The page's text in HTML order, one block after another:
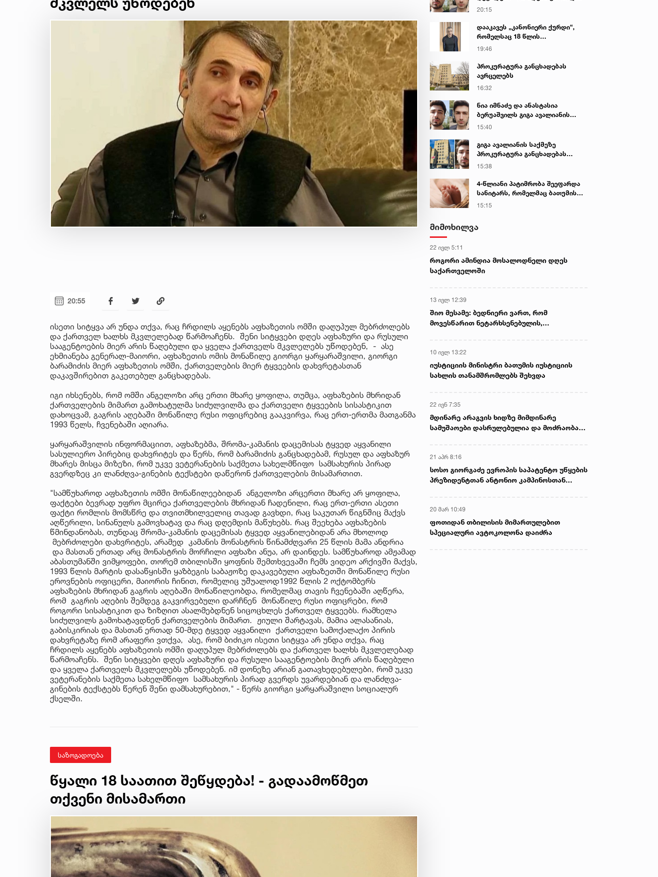
20:55
ისეთი სიტყვა არ უნდა თქვა, რაც ჩრდილს აყენებს აფხაზეთის ომში დაღუპულ მებრძოლებს
და ქართველ ხალხს მკვლელებად წარმოაჩენს. შენი სიტყვები დღეს აფხაზური და რუსული
სააგენტოების მიერ არის წაღებული და ყველა ქართველს მკვლელებს უწოდებენ, - ასე
ეხმიანება გენერალ-მაიორი, აფხაზეთის ომის მონაწილე გიორგი ყარყარაშვილი, გიორგი
ბარამიძის მიერ აფხაზეთის ომში, ქართველების მიერ ტყვეების დახვრეტასთან
დაკავშირებით გაკეთებულ განცხადებას.
იგი იხსენებს, რომ ომში ანგელოზი არც ერთი მხარე ყოფილა, თუმცა, აფხაზების მხრიდან
ქართველების მიმართ გამოხატულმა სიძულვილმა და ქართველი ტყვეების სისასტიკით
დახოცვამ, გაგრის აღებაში მონაწილე რუსი ოფიცრებიც გააკვირვა, რაც ერთ-ერთმა მათგანმა
1993 წელს, ჩვენებაში აღიარა.
ყარყარაშვილის ინფორმაციით, აფხაზებმა, შრომა-კამანის დაცემისას ტყვედ აყვანილი
სასულიერო პირებიც დახვრიტეს და წერს, რომ ბარამიძის განცხადებამ, რუსულ და აფხაზურ
მხარეს მისცა მიზეზი, რომ უკვე ვეტერანების საქმეთა სახელმწიფო სამსახურის პირად
გვერდზეც კი ლანძღვა-გინების ტექსტები დაწერონ ქართველების მისამართით.
"სამწუხაროდ აფხაზეთის ომში მონაწილეებიდან ანგელოზი არცერთი მხარე არ ყოფილა,
ფაქტები ბევრად უფრო მცირეა ქართველების მხრიდან ჩადენილი, რაც ერთ-ერთი ასეთი
ფაქტი რომლის მომსწრე და თვითმხილველიც თავად გავხდი, რაც საკუთარ წიგნშიც მაქვს
აღწერილი, სინანულს გამოვხატავ და რაც დღემდის მაწუხებს. რაც შეეხება აფხაზების
წმინდანობას, თუნდაც შრომა-კამანის დაცემისას ტყვედ აყვანილებიდან არა მხოლოდ
მებრძოლები დახვრიტეს, არამედ კამანის მონასტრის წინამძღვარი 25 წლის მამა ანდრია
და მასთან ერთად არც მონასტრის მორჩილი აფხაზი ანუა, არ დაინდეს. სამწუხაროდ ამჟამად
აბასთუმანში ვიმყოფები, თორემ თბილისში ყოფნის შემთხვევაში ჩემს ვიდეო არქივში მაქვს,
1993 წლის მარტის დასაწყისში ყაზბეგის საბაჟოზე დაკავებული აფხაზეთში მონაწილე რუსი
ეროვნების ოფიცერი, მაიორის ჩინით, რომელიც უშუალოდ1992 წლის 2 ოქტომბერს
აფხაზების მხრიდან გაგრის აღებაში მონაწილეობდა, რომელმაც თავის ჩვენებაში აღწერა,
რომ გაგრის აღების შემდეგ გაკვირვებული დარჩნენ მონაწილე რუსი ოფიცრები, რომ
როგორი სისასტიკით და ზიზღით ასალმებდნენ სიცოცხლეს ქართველ ტყვეებს. რამხელა
სიძულვილს გამოხატავდნენ ქართველების მიმართ. ჟიული შარტავას, მამია ალასანიას,
გაბისკირიას და მასთან ერთად 50-მდე ტყვედ აყვანილი ქართველი სამოქალაქო პირის
დახვრეტაზე რომ არაფერი ვთქვა, ასე, რომ ბიძიკო ისეთი სიტყვა არ უნდა თქვა, რაც
ჩრდილს აყენებს აფხაზეთის ომში დაღუპულ მებრძოლებს და ქართველ ხალხს მკვლელებად
წარმოაჩენს. შენი სიტყვები დღეს აფხაზური და რუსული სააგენტოების მიერ არის წაღებული
და ყველა ქართველს მკვლელებს უწოდებენ. იმ დონეზე არიან გათავხედებულები, რომ უკვე
ვეტერანების საქმეთა სახელმწიფო სამსახურის პირად გვერდს უვარდებიან და ლანძღვა-
გინების ტექსტებს წერენ შენი დამსახურებით," - წერს გიორგი ყარყარაშვილი სოციალურ
ქსელში.
საზოგადოება
წყალი 18 საათით შეწყდება! - გადაამოწმეთ
თქვენი მისამართი
გიგა ავალიანის მკვლელობაზე
20:15
დააკავეს „კანონიერი ქურდი“,
რომელსაც 18 წლის
განმავლობაში ეძებდნენ
19:46
პროკურატურა განცხადებას
ავრცელებს
16:32
ნია იმნაძე და ანასტასია
ბერუაშვილს გიგა ავალიანის
საქმეზე ბრალი წარედგინათ
15:40
გიგა ავალიანის საქმეზე
პროკურატურა განცხადებას
ავრცელებს
15:38
4-წლიანი პატიმრობა შეეფარდა
სანიტარს, რომელმაც ბათუმის
კლინიკის საპირფარეშოში
მიაყენა
15:15
მიმოხილვა
22 ივლ 5:11
როგორი ამინდია მოსალოდნელი დღეს
საქართველოში
13 ივლ 12:39
შიო მესამე: ბედნიერი ვართ, რომ
მოვესწარით ნეტარხსენებულის,
10 ივლ 13:22
იუსტიციის მინისტრი ბათუმის იუსტიციის
სახლის თანამშრომლებს შეხვდა
22 ივნ 7:35
მდინარე არაგვის ხიდზე მიმდინარე
სამუშაოები დასრულებულია და მოძრაობა
21 აპრ 8:16
სოსო გიორგაძე ევროპის საპატენტო უწყების
პრეზიდენტთან ანტონიო კამპინოსთან
20 მარ 10:49
ფოთიდან თბილისის მიმართულებით
სპეციალური ავტოკოლონა დაიძრა